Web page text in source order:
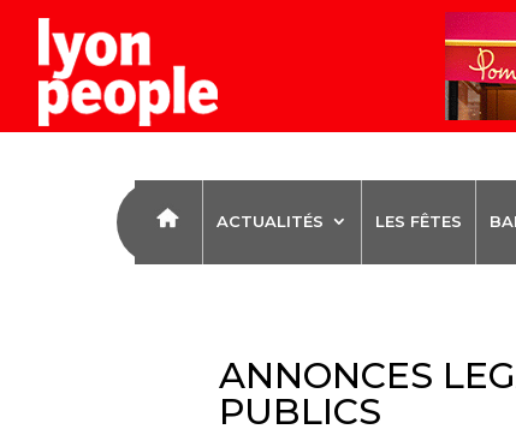
ACTUALITÉS LES FÊTES
ANNONCES
PUBLICS